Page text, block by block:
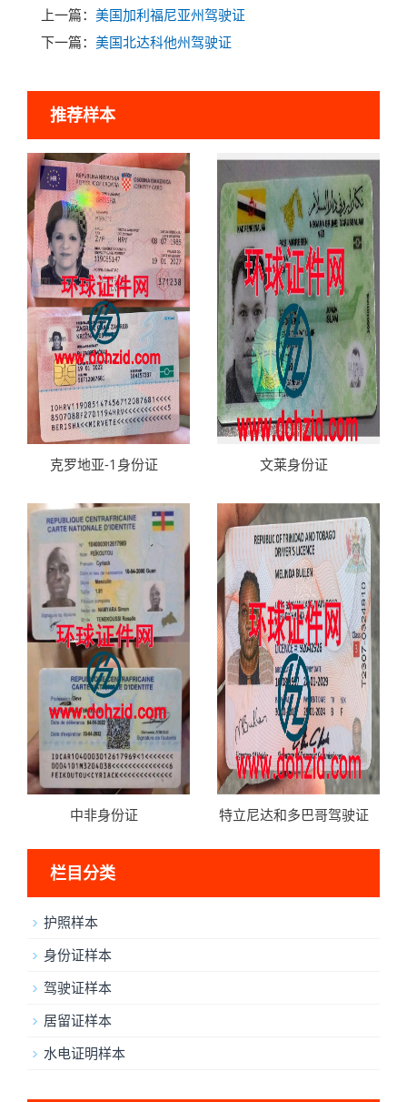
上一篇： 美国加利福尼亚州驾驶证
下一篇： 美国北达科他州驾驶证
推荐样本
克罗地亚-1身份证 文莱身份证
中非身份证 特立尼达和多巴哥驾驶证
栏目分类
护照样本
身份证样本
驾驶证样本
居留证样本
水电证明样本